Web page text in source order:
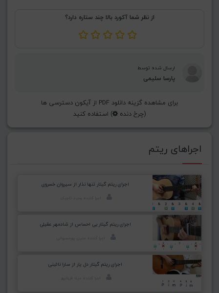
از نظر شما آکورد بالا چند ستاره دارد؟
ارسال شده توسط
پارسا سلیمی
برای مشاهده گزینه دانلود PDF از آیکون دسترسی ها
(چرخ دنده ) استفاده کنید
اجراهای ریتم
اجرای ریتم گیتار تنها نذار از سیروان خسروی
اجرای ریتم گیتار بی احساس از شادمهر عقیلی
اجرای ریتم گیتار دل یار از سارا نائینی